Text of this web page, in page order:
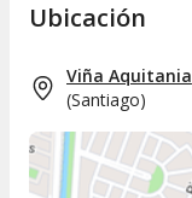
Ubicación
Viña Aquitania
(Santiago)